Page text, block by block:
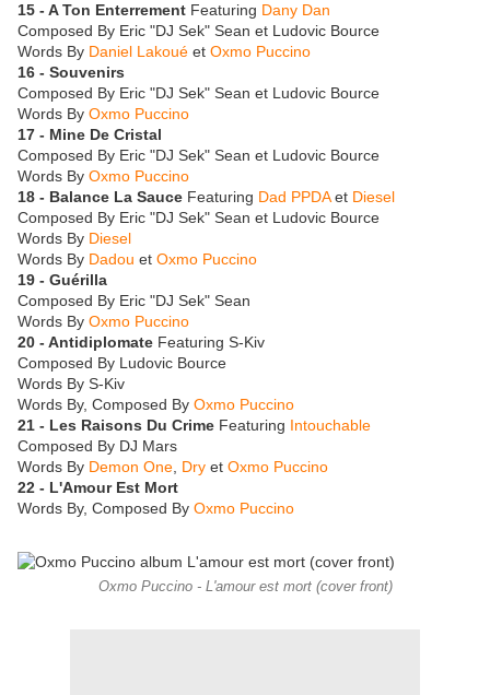
15 - A Ton Enterrement Featuring Dany Dan
Composed By Eric "DJ Sek" Sean et Ludovic Bource
Words By Daniel Lakoué et Oxmo Puccino
16 - Souvenirs
Composed By Eric "DJ Sek" Sean et Ludovic Bource
Words By Oxmo Puccino
17 - Mine De Cristal
Composed By Eric "DJ Sek" Sean et Ludovic Bource
Words By Oxmo Puccino
18 - Balance La Sauce Featuring Dad PPDAet Diesel
Composed By Eric "DJ Sek" Sean et Ludovic Bource
Words By Diesel
Words By Dadou et Oxmo Puccino
19 - Guérilla
Composed By Eric "DJ Sek" Sean
Words By Oxmo Puccino
20 - Antidiplomate Featuring S-Kiv
Composed By Ludovic Bource
Words By S-Kiv
Words By, Composed By Oxmo Puccino
21 - Les Raisons Du Crime Featuring Intouchable
Composed By DJ Mars
Words By Demon One Dry et Oxmo Puccino
22 - L'Amour Est Mort
Words By, Composed By Oxmo Puccino
Oxmo Puccino - L'amour est mort (cover front)